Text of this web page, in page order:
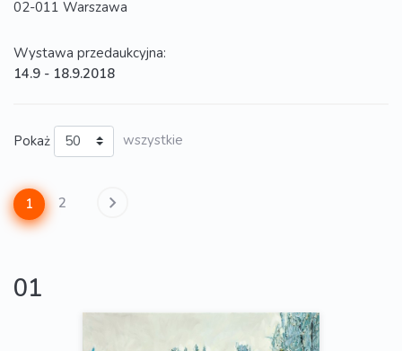
02-011 Warszawa
Wystawa przedaukcyjna:
14.9 - 18.9.2018
Pokaż wszystkie
1 2
01